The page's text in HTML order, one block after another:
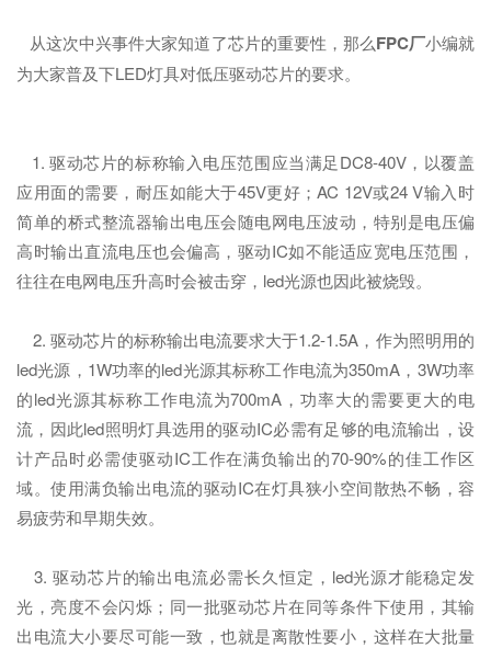
从这次中兴事件大家知道了芯片的重要性，那么FPC厂小编就
为大家普及下LED灯具对低压驱动芯片的要求。
1. 驱动芯片的标称输入电压范围应当满足DC8-40V，以覆盖
应用面的需要，耐压如能大于45V更好；AC 12V或24 V输入时
简单的桥式整流器输出电压会随电网电压波动，特别是电压偏
高时输出直流电压也会偏高，驱动IC如不能适应宽电压范围，
往往在电网电压升高时会被击穿，led光源也因此被烧毁。
2. 驱动芯片的标称输出电流要求大于1.2-1.5A，作为照明用的
led光源，1W功率的led光源其标称工作电流为350mA，3W功率
的led光源其标称工作电流为700mA，功率大的需要更大的电
流，因此led照明灯具选用的驱动IC必需有足够的电流输出，设
计产品时必需使驱动IC工作在满负输出的70-90%的佳工作区
域。使用满负输出电流的驱动IC在灯具狭小空间散热不畅，容
易疲劳和早期失效。
3. 驱动芯片的输出电流必需长久恒定，led光源才能稳定发
光，亮度不会闪烁；同一批驱动芯片在同等条件下使用，其输
出电流大小要尽可能一致，也就是离散性要小，这样在大批量